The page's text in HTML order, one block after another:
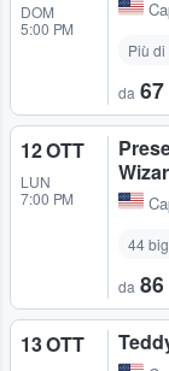
DOM
5:00 PM
Più
da
12 OTT
LUN
7:00 PM
44
da
13 OTT